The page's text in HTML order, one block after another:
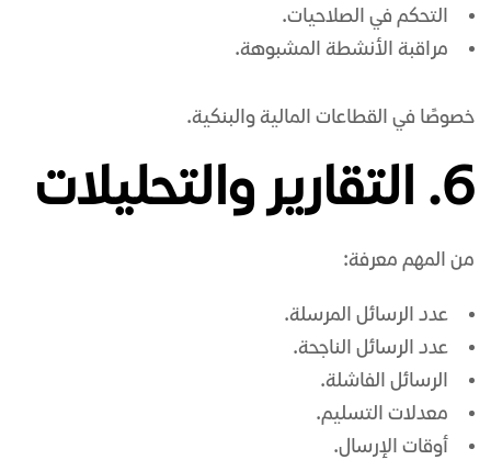
التحكم في الصلاحيات.
مراقبة الأنشطة المشبوهة.
خصوصًا في القطاعات المالية والبنكية.
6. التقارير والتحليلات
من المهم معرفة:
عدد الرسائل المرسلة.
عدد الرسائل الناجحة.
الرسائل الفاشلة.
معدلات التسليم.
أوقات الإرسال.